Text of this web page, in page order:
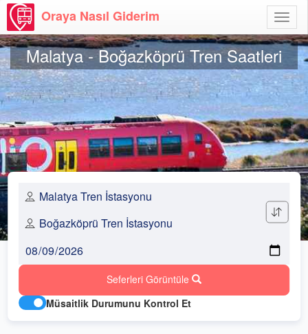
Aç
Oraya Nasıl Giderim
Malatya - Boğazköprü Tren Saatleri
Seferleri Görüntüle
Müsaitlik Durumunu Kontrol Et